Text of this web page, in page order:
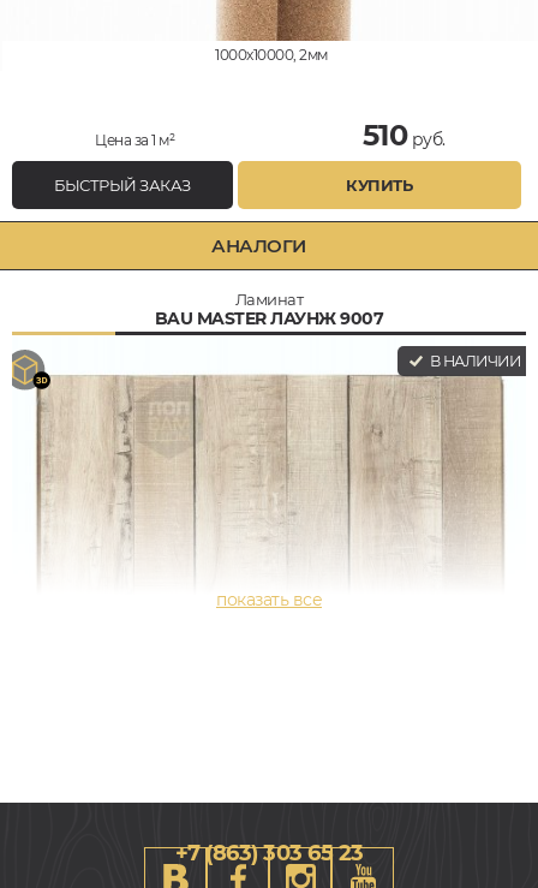
1000x10000, 2мм
Цена за 1 м² 510руб.
БЫСТРЫЙ ЗАКАЗ КУПИТЬ
АНАЛОГИ
Ламинат
BAU MASTER ЛАУНЖ 9007
В НАЛИЧИИ
+7 (863) 303 65 23